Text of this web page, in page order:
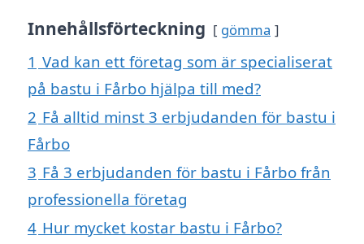
Innehållsförteckning gömma
1 Vad kan ett företag som är specialiserat
på bastu i Fårbo hjälpa till med?
2 Få alltid minst 3 erbjudanden för bastu i
Fårbo
3 Få 3 erbjudanden för bastu i Fårbo från
professionella företag
4 Hur mycket kostar bastu i Fårbo?